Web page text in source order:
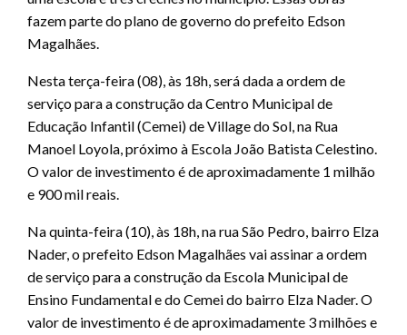
fazem parte do plano de governo do prefeito Edson
Magalhães.
Nesta terça-feira (08), às 18h, será dada a ordem de
serviço para a construção da Centro Municipal de
Educação Infantil (Cemei) de Village do Sol, na Rua
Manoel Loyola, próximo à Escola João Batista Celestino.
O valor de investimento é de aproximadamente 1 milhão
e 900 mil reais.
Na quinta-feira (10), às 18h, na rua São Pedro, bairro Elza
Nader, o prefeito Edson Magalhães vai assinar a ordem
de serviço para a construção da Escola Municipal de
Ensino Fundamental e do Cemei do bairro Elza Nader. O
valor de investimento é de aproximadamente 3 milhões e